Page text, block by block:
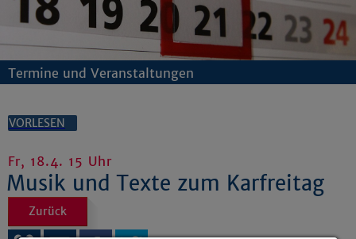
Termine und Veranstaltungen
VORLESEN
Fr, 18.4. 15 Uhr
Musik und Texte zum Karfreitag
Zurück